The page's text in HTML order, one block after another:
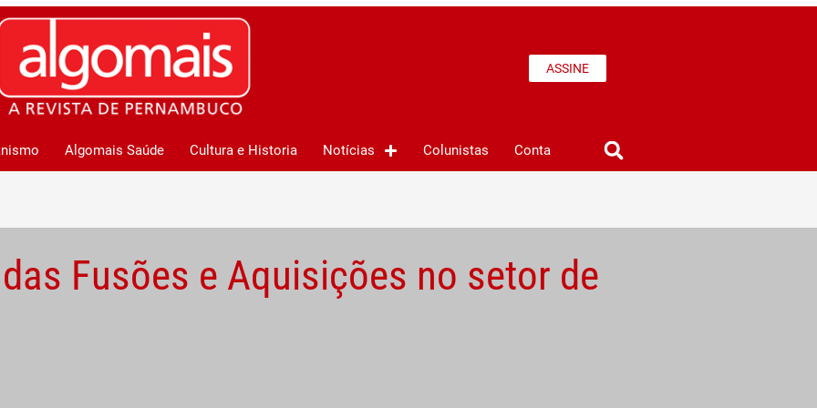
ASSINE
Algomais Saúde Cultura e Historia Notícias Colunistas Conta
Fusões e Aquisições no setor de